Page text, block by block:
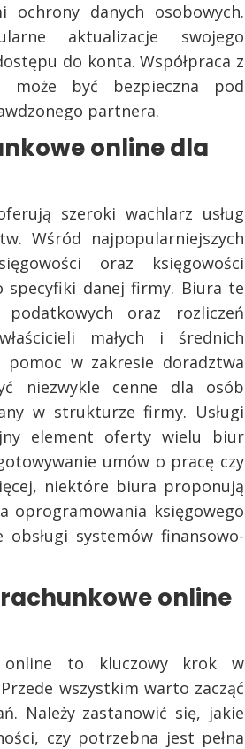
ochrony danych osobowych.
aktualizacje swojego
do konta. Współpraca z
może być bezpieczna pod
partnera.
online dla
szeroki wachlarz usług
Wśród najpopularniejszych
oraz księgowości
specyfiki danej firmy. Biura te
oraz rozliczeń
małych i średnich
w zakresie doradztwa
niezwykle cenne dla osób
w strukturze firmy. Usługi
element oferty wielu biur
umów o pracę czy
niektóre biura proponują
oprogramowania księgowego
systemów finansowo-
online
online to kluczowy krok w
wszystkim warto zacząć
Należy zastanowić się, jakie
czy potrzebna jest pełna